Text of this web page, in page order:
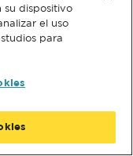
su dispositivo
el uso
para